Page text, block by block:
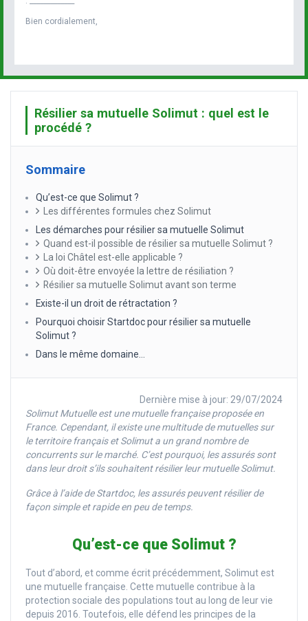
Bien cordialement,
Résilier sa mutuelle Solimut : quel est le
procédé ?
Sommaire
Qu’est-ce que Solimut ?
Les différentes formules chez Solimut
Les démarches pour résilier sa mutuelle Solimut
Quand est-il possible de résilier sa mutuelle Solimut ?
La loi Châtel est-elle applicable ?
Où doit-être envoyée la lettre de résiliation ?
Résilier sa mutuelle Solimut avant son terme
Existe-il un droit de rétractation ?
Pourquoi choisir Startdoc pour résilier sa mutuelle
Solimut ?
Dans le même domaine…
Dernière mise à jour: 29/07/2024
Solimut Mutuelle est une mutuelle française proposée en
France. Cependant, il existe une multitude de mutuelles sur
le territoire français et Solimut a un grand nombre de
concurrents sur le marché. C’est pourquoi, les assurés sont
dans leur droit s’ils souhaitent résilier leur mutuelle Solimut.
Grâce à l’aide de Startdoc, les assurés peuvent résilier de
façon simple et rapide en peu de temps.
Qu’est-ce que Solimut ?
Tout d’abord, et comme écrit précédemment, Solimut est
une mutuelle française. Cette mutuelle contribue à la
protection sociale des populations tout au long de leur vie
depuis 2016. Toutefois, elle défend les principes de la